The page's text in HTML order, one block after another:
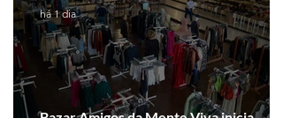
Bazar Amigos da Mente Viva inicia
há 1 dia